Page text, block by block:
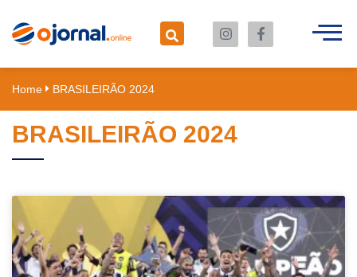
Home BRASILEIRÃO 2024
BRASILEIRÃO 2024